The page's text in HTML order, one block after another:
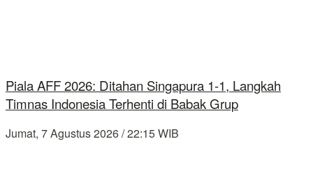
Piala AFF 2026: Ditahan Singapura 1-1, Langkah
Timnas Indonesia Terhenti di Babak Grup
Jumat, 7 Agustus 2026 / 22:15 WIB